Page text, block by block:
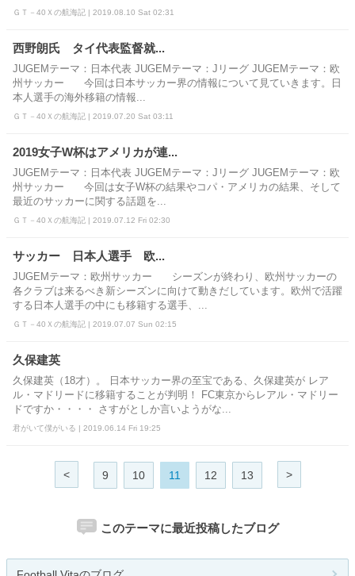
ＧＴ－40Ｘの航海記 | 2019.08.10 Sat 02:31
西野朗氏 タイ代表監督就...
JUGEMテーマ：日本代表 JUGEMテーマ：Jリーグ JUGEMテーマ：欧
州サッカー 今回は日本サッカー界の情報について見ていきます。日
本人選手の海外移籍の情報...
ＧＴ－40Ｘの航海記 | 2019.07.20 Sat 03:11
2019女子W杯はアメリカが連...
JUGEMテーマ：日本代表 JUGEMテーマ：Jリーグ JUGEMテーマ：欧
州サッカー 今回は女子W杯の結果やコパ・アメリカの結果、そして
最近のサッカーに関する話題を...
ＧＴ－40Ｘの航海記 | 2019.07.12 Fri 02:30
サッカー 日本人選手 欧...
JUGEMテーマ：欧州サッカー シーズンが終わり、欧州サッカーの
各クラブは来るべき新シーズンに向けて動きだしています。欧州で活躍
する日本人選手の中にも移籍する選手、...
ＧＴ－40Ｘの航海記 | 2019.07.07 Sun 02:15
久保建英
久保建英（18才）。 日本サッカー界の至宝である、久保建英が レア
ル・マドリードに移籍することが判明！ FC東京からレアル・マドリー
ドですか・・・・ さすがとしか言いようがな...
君がいて僕がいる | 2019.06.14 Fri 19:25
< 9 10 11 12 13 >
このテーマに最近投稿したブログ